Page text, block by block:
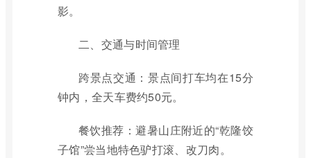
影。
二、交通与时间管理
跨景点交通：景点间打车均在15分
钟内，全天车费约50元。
餐饮推荐：避暑山庄附近的“乾隆饺
子馆”尝当地特色驴打滚、改刀肉。